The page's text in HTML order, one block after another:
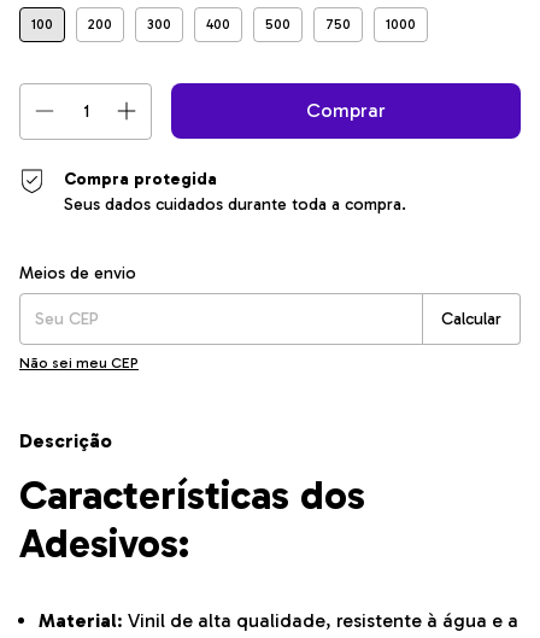
100 200 300 400 500 750 1000
Compra protegida
Seus dados cuidados durante toda a compra.
Entregas para o CEP:
Meios de envio
Calcular
Não sei meu CEP
Descrição
Características dos
Adesivos:
Material: Vinil de alta qualidade, resistente à água e a